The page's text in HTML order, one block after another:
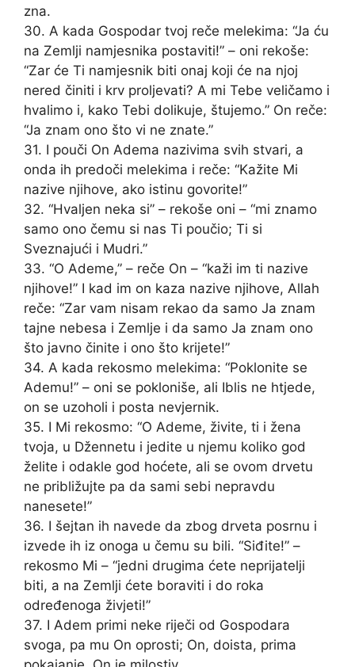
zna.
30. A kada Gospodar tvoj reče melekima: “Ja ću
na Zemlji namjesnika postaviti!” – oni rekoše:
“Zar će Ti namjesnik biti onaj koji će na njoj
nered činiti i krv proljevati? A mi Tebe veličamo i
hvalimo i, kako Tebi dolikuje, štujemo.” On reče:
“Ja znam ono što vi ne znate.”
31. I pouči On Adema nazivima svih stvari, a
onda ih predoči melekima i reče: “Kažite Mi
nazive njihove, ako istinu govorite!”
32. “Hvaljen neka si” – rekoše oni – “mi znamo
samo ono čemu si nas Ti poučio; Ti si
Sveznajući i Mudri.”
33. “O Ademe,” – reče On – “kaži im ti nazive
njihove!” I kad im on kaza nazive njihove, Allah
reče: “Zar vam nisam rekao da samo Ja znam
tajne nebesa i Zemlje i da samo Ja znam ono
što javno činite i ono što krijete!”
34. A kada rekosmo melekima: “Poklonite se
Ademu!” – oni se pokloniše, ali Iblis ne htjede,
on se uzoholi i posta nevjernik.
35. I Mi rekosmo: “O Ademe, živite, ti i žena
tvoja, u Džennetu i jedite u njemu koliko god
želite i odakle god hoćete, ali se ovom drvetu
ne približujte pa da sami sebi nepravdu
nanesete!”
36. I šejtan ih navede da zbog drveta posrnu i
izvede ih iz onoga u čemu su bili. “Siđite!” –
rekosmo Mi – “jedni drugima ćete neprijatelji
biti, a na Zemlji ćete boraviti i do roka
određenoga živjeti!”
37. I Adem primi neke riječi od Gospodara
svoga, pa mu On oprosti; On, doista, prima